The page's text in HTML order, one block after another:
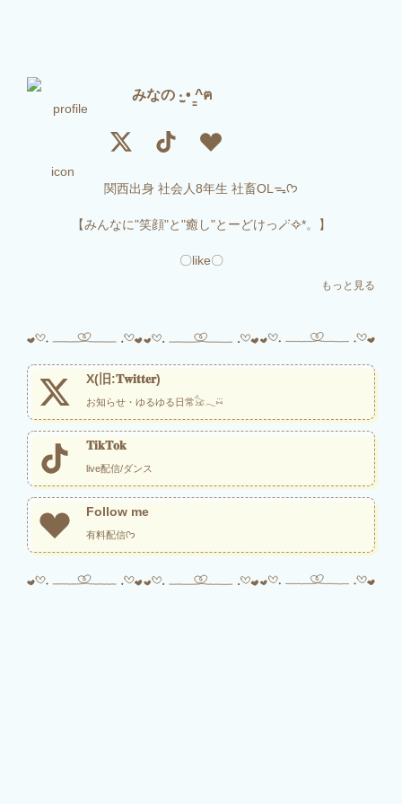
みなの‎ ‧̫ • ̳^ฅ
関西出身 社会人8年生 社畜OLᯓᡣ𐭩
【みんなに"笑顔"と"癒し"とーどけっ🪄︎︎✧︎*。】
〇like〇
よろしくお願いします‪(՞ ܸ. .ܸ՞)♡
もっと見る
X(旧:𝐓𝐰𝐢𝐭𝐭𝐞𝐫)
お知らせ・ゆるゆる日常𓃠‪𓂃⑅⃛
𝐓𝐢𝐤𝐓𝐨𝐤
live配信/ダンス
Follow me
有料配信ᡣ𐭩